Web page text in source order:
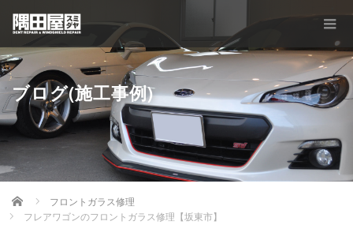
ブログ(施工事例)
Home
フロントガラス修理
フレアワゴンのフロントガラス修理【坂東市】